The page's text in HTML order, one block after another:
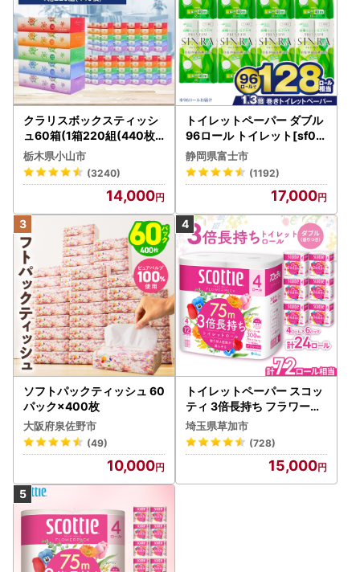
クラリスボックスティッシ
ュ60箱(1箱220組(440枚))
(5個入り×12セット)【配送
不可地域：離島・沖縄県】
【1256759】
栃木県小山市
(3240)
14,000
トイレットペーパー ダブル
96ロール トイレット[sf00
1-012]
静岡県富士市
(1192)
17,000
ソフトパックティッシュ 60
パック×400枚
大阪府泉佐野市
(49)
10,000
トイレットペーパー スコッ
ティ 3倍長持ち フラワーパ
ック 4ロール×6P
埼玉県草加市
(728)
15,000